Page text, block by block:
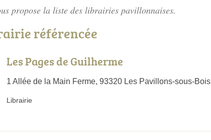
propose la liste des librairies pavillonnaises.
référencée
Les Pages de Guilherme
1 Allée de la Main Ferme, 93320 Les Pavillons-sous-Bois
Librairie